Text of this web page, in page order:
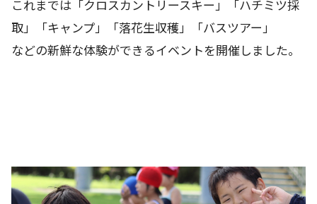
これまでは「クロスカントリースキー」「ハチミツ採
取」「キャンプ」「落花生収穫」「バスツアー」
などの新鮮な体験ができるイベントを開催しました。